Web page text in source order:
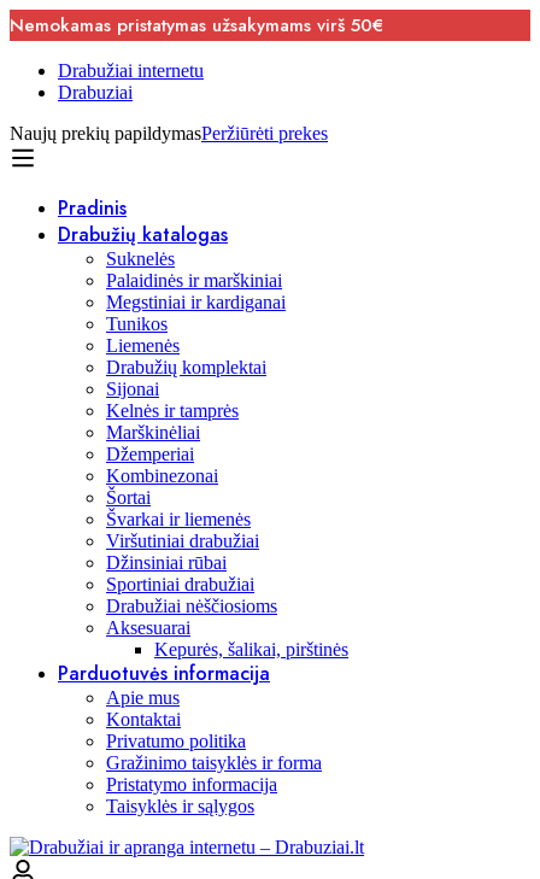
Nemokamas pristatymas užsakymams virš 50€
Drabužiai internetu
Drabuziai
Naujų prekių papildymasPeržiūrėti prekes
Pradinis
Drabužių katalogas
Suknelės
Palaidinės ir marškiniai
Megstiniai ir kardiganai
Tunikos
Liemenės
Drabužių komplektai
Sijonai
Kelnės ir tamprės
Marškinėliai
Džemperiai
Kombinezonai
Šortai
Švarkai ir liemenės
Viršutiniai drabužiai
Džinsiniai rūbai
Sportiniai drabužiai
Drabužiai nėščiosioms
Aksesuarai
Kepurės, šalikai, pirštinės
Parduotuvės informacija
Apie mus
Kontaktai
Privatumo politika
Gražinimo taisyklės ir forma
Pristatymo informacija
Taisyklės ir sąlygos